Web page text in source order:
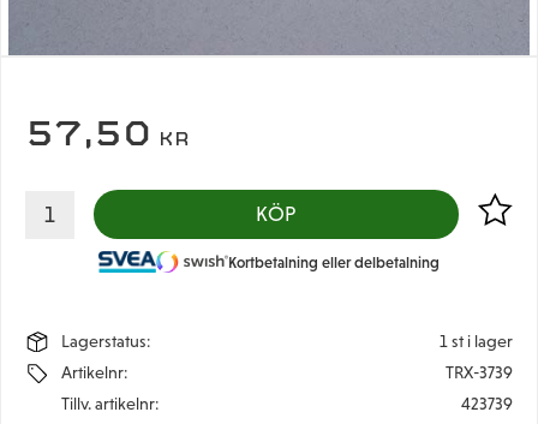
57,50 KR
KÖP Lägg
Kortbetalning eller delbetalning
Lagerstatus
1 st i lager
Artikelnr
TRX-3739
Tillv. artikelnr
423739